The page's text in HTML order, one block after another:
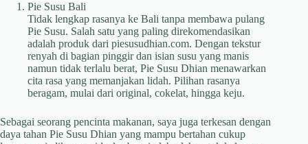
Pie Susu Bali
Tidak lengkap rasanya ke Bali tanpa membawa pulang
Pie Susu. Salah satu yang paling direkomendasikan
adalah produk dari piesusudhian.com. Dengan tekstur
renyah di bagian pinggir dan isian susu yang manis
namun tidak terlalu berat, Pie Susu Dhian menawarkan
cita rasa yang memanjakan lidah. Pilihan rasanya
beragam, mulai dari original, cokelat, hingga keju.
Sebagai seorang pencinta makanan, saya juga terkesan dengan
daya tahan Pie Susu Dhian yang mampu bertahan cukup